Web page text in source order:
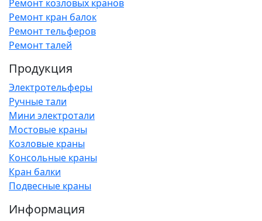
Ремонт козловых кранов
Ремонт кран балок
Ремонт тельферов
Ремонт талей
Продукция
Электротельферы
Ручные тали
Мини электротали
Мостовые краны
Козловые краны
Консольные краны
Кран балки
Подвесные краны
Информация